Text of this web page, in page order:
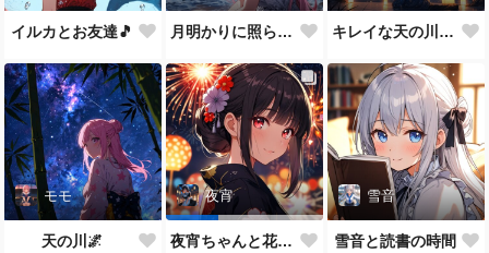
イルカとお友達🎵 月明かりに照らされて🎵 キレイな天の川が一面に…
モモ
天の川🌌
夜宵
夜宵ちゃんと花火大会
雪音
雪音と読書の時間